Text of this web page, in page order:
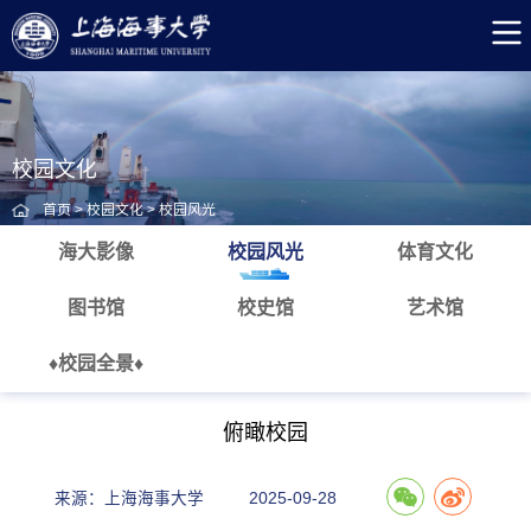
校园文化
首页>校园文化>校园风光
海大影像 校园风光 体育文化
图书馆 校史馆 艺术馆
♦校园全景♦
俯瞰校园
来源：上海海事大学 2025-09-28